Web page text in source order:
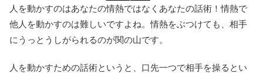
人を動かすのはあなたの情熱ではなくあなたの話術！情熱で
他人を動かすのは難しいですよね。情熱をぶつけても、相手
にうっとうしがられるのが関の山です。
人を動かすための話術というと、口先一つで相手を操るとい